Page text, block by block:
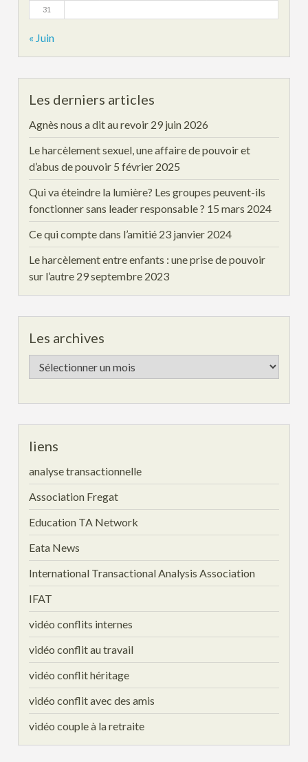
31
« Juin
Les derniers articles
Agnès nous a dit au revoir 29 juin 2026
Le harcèlement sexuel, une affaire de pouvoir et
d’abus de pouvoir 5 février 2025
Qui va éteindre la lumière? Les groupes peuvent-ils
fonctionner sans leader responsable ? 15 mars 2024
Ce qui compte dans l’amitié 23 janvier 2024
Le harcèlement entre enfants : une prise de pouvoir
sur l’autre 29 septembre 2023
Les archives
Les
archives
liens
analyse transactionnelle
Association Fregat
Education TA Network
Eata News
International Transactional Analysis Association
IFAT
vidéo conflits internes
vidéo conflit au travail
vidéo conflit héritage
vidéo conflit avec des amis
vidéo couple à la retraite